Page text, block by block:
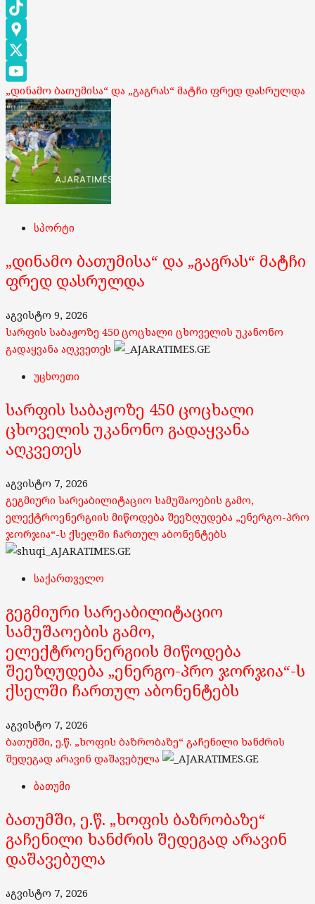
Instagram
TikTok
Google
Maps
X
YouTube
Channel
„დინამო ბათუმისა“ და „გაგრას“ მატჩი ფრედ დასრულდა
სპორტი
„დინამო ბათუმისა“ და „გაგრას“ მატჩი
ფრედ დასრულდა
აგვისტო 9, 2026
სარფის საბაჟოზე 450 ცოცხალი ცხოველის უკანონო
გადაყვანა აღკვეთეს
უცხოეთი
სარფის საბაჟოზე 450 ცოცხალი
ცხოველის უკანონო გადაყვანა
აღკვეთეს
აგვისტო 7, 2026
გეგმიური სარეაბილიტაციო სამუშაოების გამო,
ელექტროენერგიის მიწოდება შეეზღუდება „ენერგო-პრო
ჯორჯია“-ს ქსელში ჩართულ აბონენტებს
საქართველო
გეგმიური სარეაბილიტაციო
სამუშაოების გამო,
ელექტროენერგიის მიწოდება
შეეზღუდება „ენერგო-პრო ჯორჯია“-ს
ქსელში ჩართულ აბონენტებს
აგვისტო 7, 2026
ბათუმში, ე.წ. „ხოფის ბაზრობაზე“ გაჩენილი ხანძრის
შედეგად არავინ დაშავებულა
ბათუმი
ბათუმში, ე.წ. „ხოფის ბაზრობაზე“
გაჩენილი ხანძრის შედეგად არავინ
დაშავებულა
აგვისტო 7, 2026